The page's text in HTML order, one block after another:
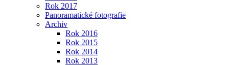
Rok 2017
Panoramatické fotografie
Archiv
Rok 2016
Rok 2015
Rok 2014
Rok 2013